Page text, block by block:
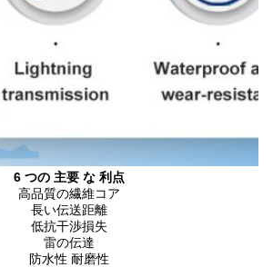
6 つの 主要 な 利点
高品質の繊維コア
長い伝送距離
低抗干渉損失
雷の伝達
防水性 耐磨性